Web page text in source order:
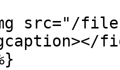
src="/files/